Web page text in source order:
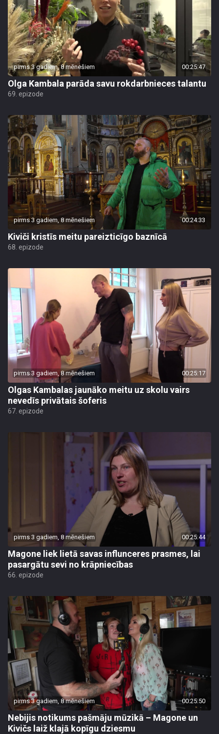
pirms 3 gadiem, 8 mēnešiem 00:25:47
Olga Kambala parāda savu rokdarbnieces talantu
69. epizode
pirms 3 gadiem, 8 mēnešiem 00:24:33
Kiviči kristīs meitu pareizticīgo baznīcā
68. epizode
pirms 3 gadiem, 8 mēnešiem 00:25:17
Olgas Kambalas jaunāko meitu uz skolu vairs
nevedīs privātais šoferis
67. epizode
pirms 3 gadiem, 8 mēnešiem 00:25:44
Magone liek lietā savas influnceres prasmes, lai
pasargātu sevi no krāpniecības
66. epizode
pirms 3 gadiem, 8 mēnešiem 00:25:50
Nebijis notikums pašmāju mūzikā – Magone un
Kivičs laiž klajā kopīgu dziesmu